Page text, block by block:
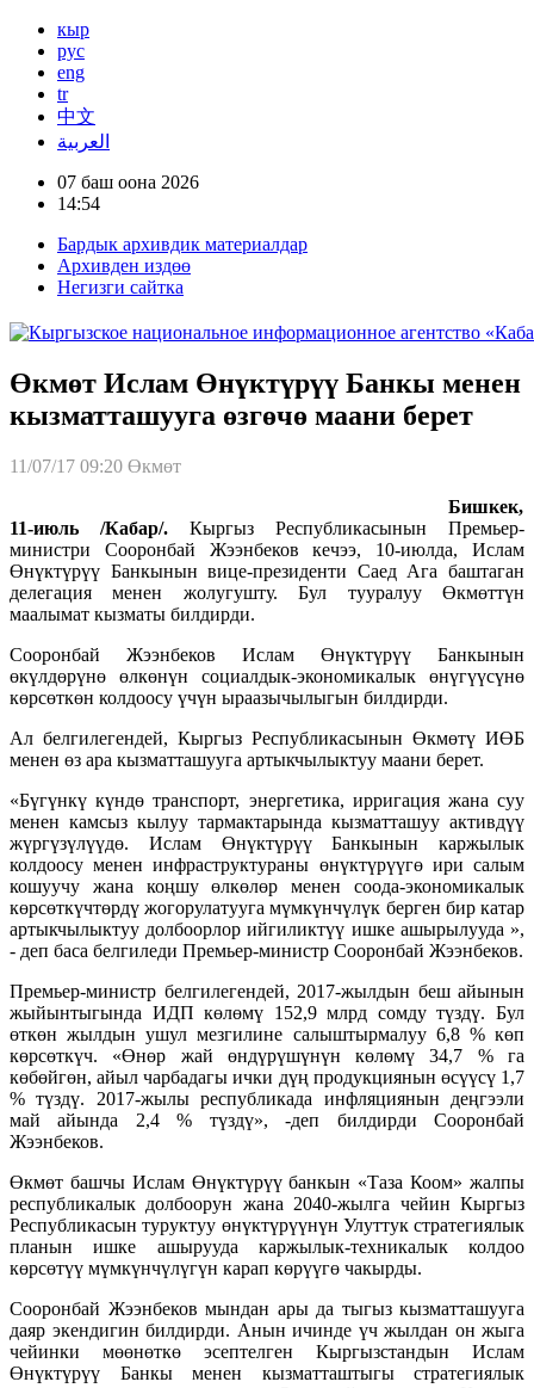
кыр
рус
eng
tr
中文
العربية
07 баш оона 2026
14:54
Бардык архивдик материалдар
Архивден издөө
Негизги сайтка
Өкмөт Ислам Өнүктүрүү Банкы менен
кызматташууга өзгөчө маани берет
11/07/17 09:20 Өкмөт
Бишкек,
11-июль /Кабар/. Кыргыз Республикасынын Премьер-
министри Сооронбай Жээнбеков кечээ, 10-июлда, Ислам
Өнүктүрүү Банкынын вице-президенти Саед Ага баштаган
делегация менен жолугушту. Бул тууралуу Өкмөттүн
маалымат кызматы билдирди.
Сооронбай Жээнбеков Ислам Өнүктүрүү Банкынын
өкүлдөрүнө өлкөнүн социалдык-экономикалык өнүгүүсүнө
көрсөткөн колдоосу үчүн ыраазычылыгын билдирди.
Ал белгилегендей, Кыргыз Республикасынын Өкмөтү ИӨБ
менен өз ара кызматташууга артыкчылыктуу маани берет.
«Бүгүнкү күндө транспорт, энергетика, ирригация жана суу
менен камсыз кылуу тармактарында кызматташуу активдүү
жүргүзүлүүдө. Ислам Өнүктүрүү Банкынын каржылык
колдоосу менен инфраструктураны өнүктүрүүгө ири салым
кошуучу жана коңшу өлкөлөр менен соода-экономикалык
көрсөткүчтөрдү жогорулатууга мүмкүнчүлүк берген бир катар
артыкчылыктуу долбоорлор ийгиликтүү ишке ашырылууда »,
- деп баса белгиледи Премьер-министр Сооронбай Жээнбеков.
Премьер-министр белгилегендей, 2017-жылдын беш айынын
жыйынтыгында ИДП көлөмү 152,9 млрд сомду түздү. Бул
өткөн жылдын ушул мезгилине салыштырмалуу 6,8 % көп
көрсөткүч. «Өнөр жай өндүрүшүнүн көлөмү 34,7 % га
көбөйгөн, айыл чарбадагы ички дүң продукциянын өсүүсү 1,7
% түздү. 2017-жылы республикада инфляциянын деңгээли
май айында 2,4 % түздү», -деп билдирди Сооронбай
Жээнбеков.
Өкмөт башчы Ислам Өнүктүрүү банкын «Таза Коом» жалпы
республикалык долбоорун жана 2040-жылга чейин Кыргыз
Республикасын туруктуу өнүктүрүүнүн Улуттук стратегиялык
планын ишке ашырууда каржылык-техникалык колдоо
көрсөтүү мүмкүнчүлүгүн карап көрүүгө чакырды.
Сооронбай Жээнбеков мындан ары да тыгыз кызматташууга
даяр экендигин билдирди. Анын ичинде үч жылдан он жыга
чейинки мөөнөткө эсептелген Кыргызстандын Ислам
Өнүктүрүү Банкы менен кызматташтыгы стратегиялык